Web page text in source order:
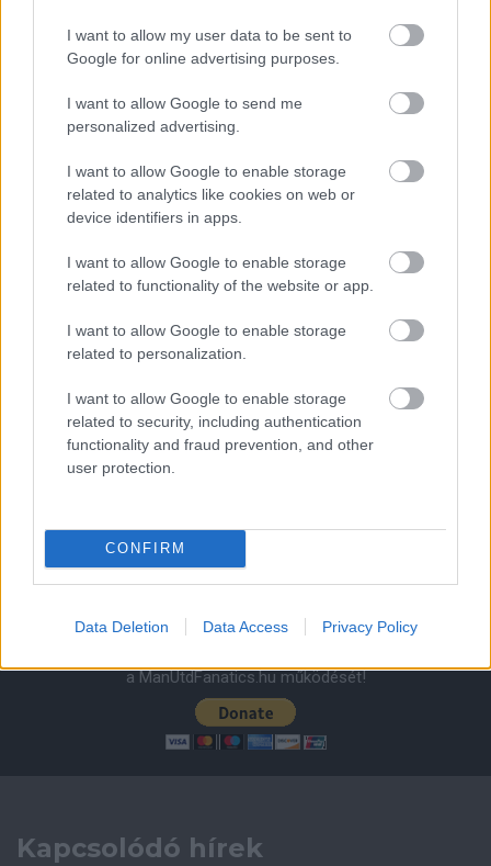
I want to allow my user data to be sent to
Google for online advertising purposes.
I want to allow Google to send me
personalized advertising.
I want to allow Google to enable storage
related to analytics like cookies on web or
device identifiers in apps.
I want to allow Google to enable storage
related to functionality of the website or app.
I want to allow Google to enable storage
related to personalization.
I want to allow Google to enable storage
related to security, including authentication
functionality and fraud prevention, and other
user protection.
CONFIRM
Data Deletion Data Access Privacy Policy
Meccs Center
Paris Saint-Germainvs
Manchester United
Felkészülési szezon 4. mérkőzés
Nya Ullevi, Göteborg
1 nap 22 óra 38 perc 28 másodperc
Manchester United 2026-08-12 20:30
AC MilanvsManchester United2026-08-15 18:00
Támogatás
a ManUtdFanatics.hu működését!
Kapcsolódó hírek